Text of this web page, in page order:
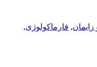
,فارماکولوژی ,